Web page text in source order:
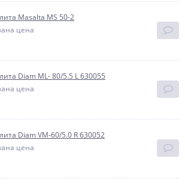
Masalta MS 50-2
цена
Diam ML- 80/5.5 L 630055
цена
Diam VM-60/5.0 R 630052
цена